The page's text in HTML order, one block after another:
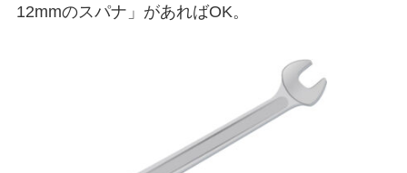
12mmのスパナ」があればOK。